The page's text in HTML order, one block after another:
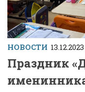
НОВОСТИ 13.12.2023
Праздник